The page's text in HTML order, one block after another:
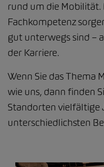
rund um die
Fachkompetenz
gut unterwegs sind –
der Karriere.
Wenn Sie das Thema
wie uns, dann finden
Standorten vielfältige
unterschiedlichsten